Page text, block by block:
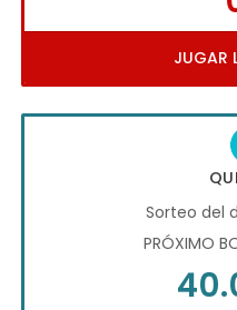
JUGAR
Sorteo del
PRÓXIMO